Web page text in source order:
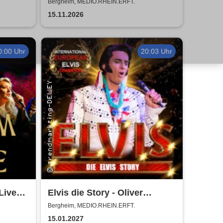
Konzert
Bergheim, MEDIO.RHEIN.ERFT.
15.11.2026
Uhr 20:03 Uhr
Elvis die Story - Oliver
Steinhoff + Band
Bergheim, MEDIO.RHEIN.ERFT.
15.01.2027